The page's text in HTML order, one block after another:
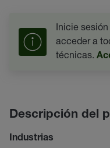
Inicie
acceder a
técnicas.
Descripción del
Industrias